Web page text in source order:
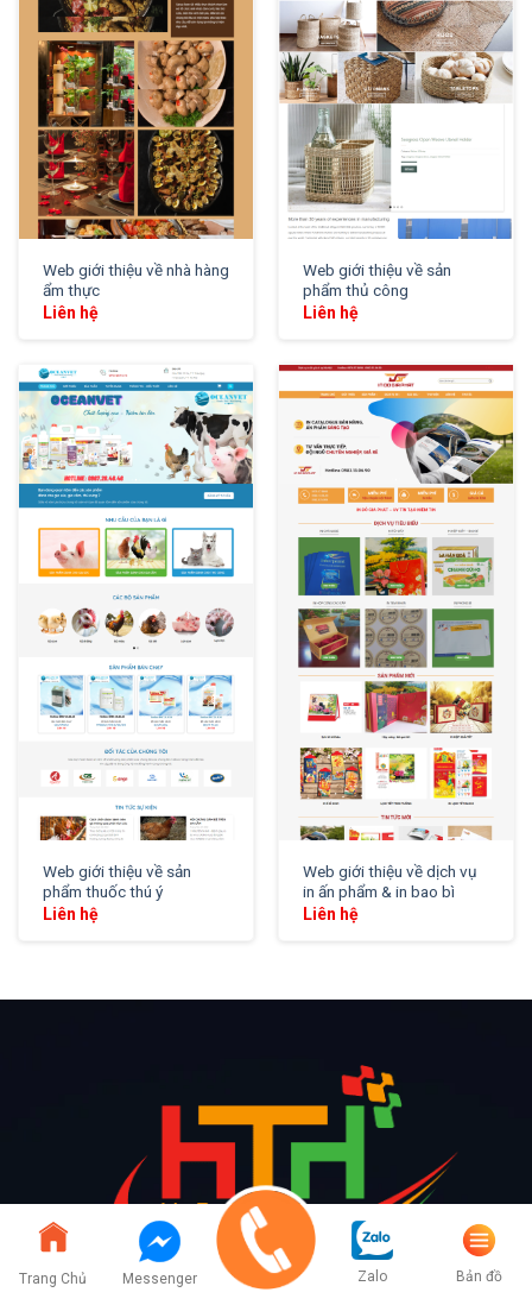
Web giới thiệu về nhà hàng
ẩm thực
Liên hệ
Web giới thiệu về sản
phẩm thủ công
Liên hệ
Web giới thiệu về sản
phẩm thuốc thú ý
Liên hệ
XEM THỬ
Web giới thiệu về dịch vụ
in ấn phẩm & in bao bì
Liên hệ
XEM THỬ
Trang Chủ Messenger Zalo Bản đồ